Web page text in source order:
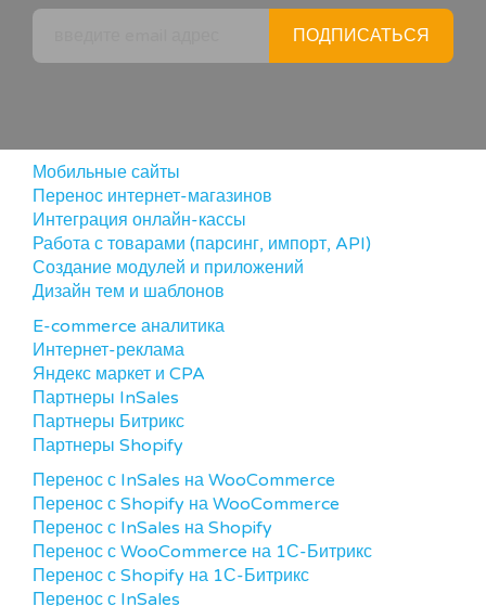
ПОДПИСАТЬСЯ
Мобильные сайты
Перенос интернет-магазинов
Интеграция онлайн-кассы
Работа с товарами (парсинг, импорт, API)
Создание модулей и приложений
Дизайн тем и шаблонов
E-commerce аналитика
Интернет-реклама
Яндекс маркет и CPA
Партнеры InSales
Партнеры Битрикс
Партнеры Shopify
Перенос с InSales на WooCommerce
Перенос с Shopify на WooCommerce
Перенос с InSales на Shopify
Перенос с WooCommerce на 1С-Битрикс
Перенос с Shopify на 1С-Битрикс
Перенос с InSales